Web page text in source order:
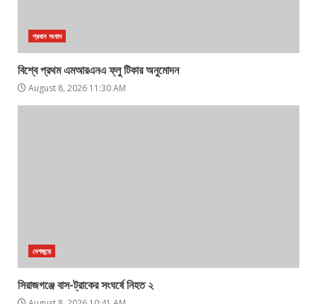
প্রধান সংবাদ
বিশ্বে প্রথম এমআরএনএ ফ্লু টিকার অনুমোদন
August 8, 2026 11:30 AM
দেশজুড়ে
সিরাজগঞ্জে বাস-ট্রাকের সংঘর্ষে নিহত ২